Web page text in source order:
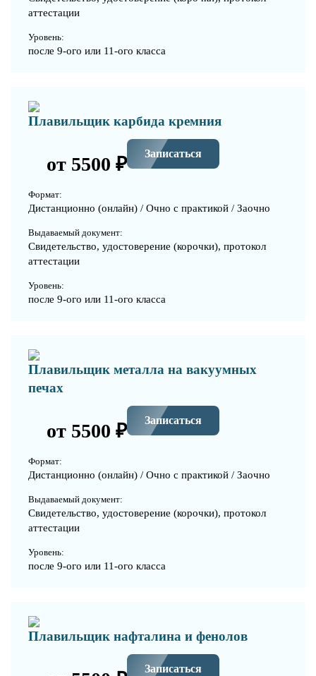
аттестации
Уровень:
после 9-ого или 11-ого класса
Плавильщик карбида кремния
от 5500 ₽ Записаться
Формат:
Дистанционно (онлайн) / Очно с практикой / Заочно
Выдаваемый документ:
Свидетельство, удостоверение (корочки), протокол
аттестации
Уровень:
после 9-ого или 11-ого класса
Плавильщик металла на вакуумных
печах
от 5500 ₽ Записаться
Формат:
Дистанционно (онлайн) / Очно с практикой / Заочно
Выдаваемый документ:
Свидетельство, удостоверение (корочки), протокол
аттестации
Уровень:
после 9-ого или 11-ого класса
Плавильщик нафталина и фенолов
Записаться